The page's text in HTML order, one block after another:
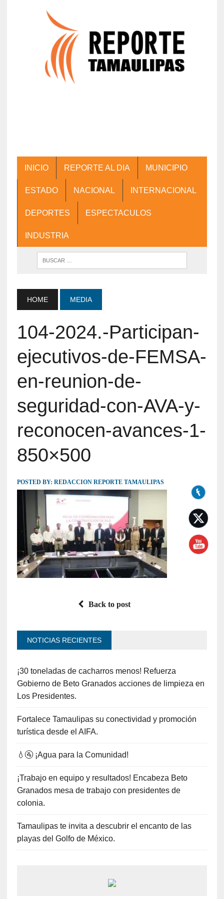
INICIO REPORTE AL DIA MUNICIPIO
ESTADO NACIONAL INTERNACIONAL
DEPORTES ESPECTACULOS
INDUSTRIA
HOME MEDIA
104-2024.-Participan-
ejecutivos-de-FEMSA-
en-reunion-de-
seguridad-con-AVA-y-
reconocen-avances-1-
850×500
POSTED BY: REDACCION REPORTE TAMAULIPAS
Back to post
NOTICIAS RECIENTES
¡30 toneladas de cacharros menos! Refuerza
Gobierno de Beto Granados acciones de limpieza en
Los Presidentes.
Fortalece Tamaulipas su conectividad y promoción
turística desde el AIFA.
💧🚰 ¡Agua para la Comunidad!
¡Trabajo en equipo y resultados! Encabeza Beto
Granados mesa de trabajo con presidentes de
colonia.
Tamaulipas te invita a descubrir el encanto de las
playas del Golfo de México.